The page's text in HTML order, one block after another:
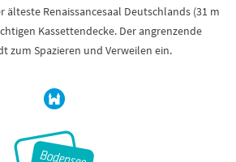
Renaissancesaal Deutschlands (31 m
Kassettendecke. Der angrenzende
zum Spazieren und Verweilen ein.